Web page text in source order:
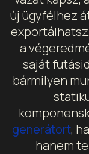
új ügyfélhez
a
saját
bármilyen
generátort,
hanem